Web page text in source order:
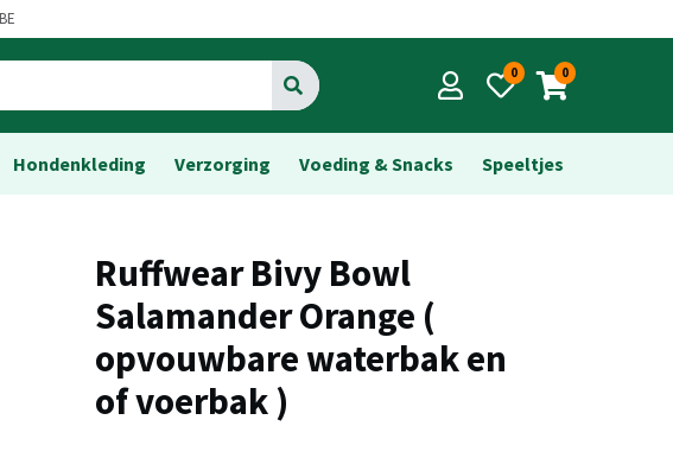
Go 0 0
Hondenkleding Verzorging Voeding & Snacks Speeltjes
Ruffwear Bivy Bowl
Salamander Orange (
opvouwbare waterbak en
of voerbak )